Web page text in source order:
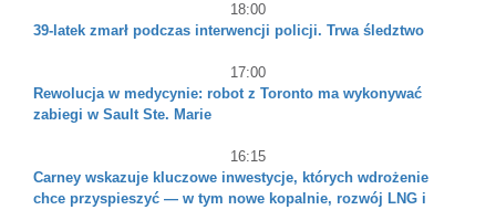
18:00
39-latek zmarł podczas interwencji policji. Trwa śledztwo
17:00
Rewolucja w medycynie: robot z Toronto ma wykonywać
zabiegi w Sault Ste. Marie
16:15
Carney wskazuje kluczowe inwestycje, których wdrożenie
chce przyspieszyć — w tym nowe kopalnie, rozwój LNG i